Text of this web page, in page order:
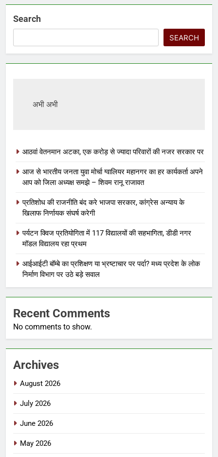
Search
SEARCH
अभी अभी
आठवां वेतनमान अटका, एक करोड़ से ज्यादा परिवारों की नजर सरकार पर
आज से भारतीय जनता युवा मोर्चा ग्वालियर महानगर का हर कार्यकर्ता अपने
आप को जिला अध्यक्ष समझे – शिवम रानू राजावत
प्रतिशोध की राजनीति बंद करे भाजपा सरकार, कांग्रेस अन्याय के
खिलाफ निर्णायक संघर्ष करेगी
पर्यटन क्विज प्रतियोगिता में 117 विद्यालयों की सहभागिता, डीडी नगर
मॉडल विद्यालय रहा प्रथम
आईआईटी बॉम्बे का प्रशिक्षण या भ्रष्टाचार पर पर्दा? मध्य प्रदेश के लोक
निर्माण विभाग पर उठे बड़े सवाल
Recent Comments
No comments to show.
Archives
August 2026
July 2026
June 2026
May 2026